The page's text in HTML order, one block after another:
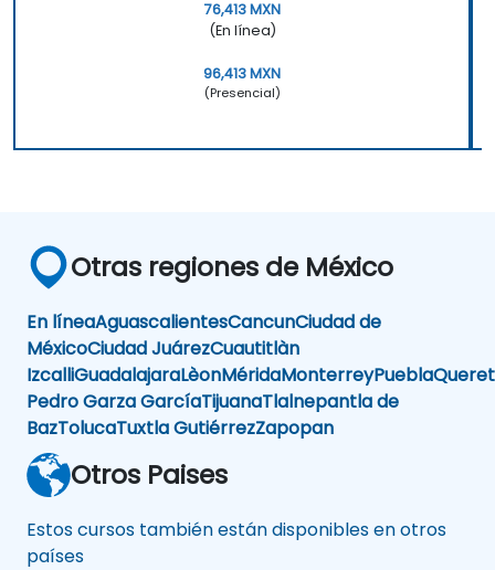
76,413 MXN
(En línea)
96,413 MXN
(Presencial)
Otras regiones de México
En líneaAguascalientesCancunCiudad de
MéxicoCiudad JuárezCuautitlàn
IzcalliGuadalajaraLèonMéridaMonterreyPuebla
Pedro Garza GarcíaTijuanaTlalnepantla de
BazTolucaTuxtla GutiérrezZapopan
Otros Paises
Estos cursos también están disponibles en otros
países